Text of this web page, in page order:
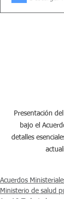
Presentación
bajo el
detalles
Acuerdos
Ministerio de salud